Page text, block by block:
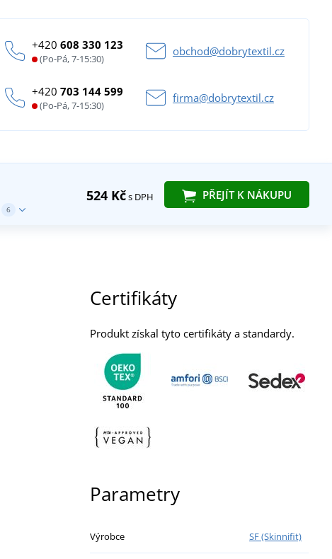
+420608 330 123
(Po-Pá, 7-15:30)
obchod@dobrytextil.cz
+420703 144 599
(Po-Pá, 7-15:30)
firma@dobrytextil.cz
524 Kčs DPH PŘEJÍT K NÁKUPU
6
Certifikáty
Produkt získal tyto certifikáty a standardy.
Parametry
Výrobce SF (Skinnifit)